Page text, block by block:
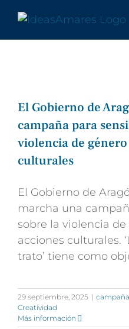
contenido
El Gobierno de
campaña para
violencia de
culturales
El Gobierno de
marcha una
sobre la violencia
acciones culturales.
trato’ tiene como
29 septiembre, 2025 |
Creatividad
Más información